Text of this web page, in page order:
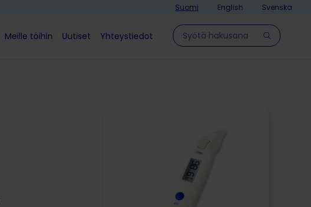
Suomi English Svenska
Meille töihin Uutiset
Yhteystiedot
Hae sivulla